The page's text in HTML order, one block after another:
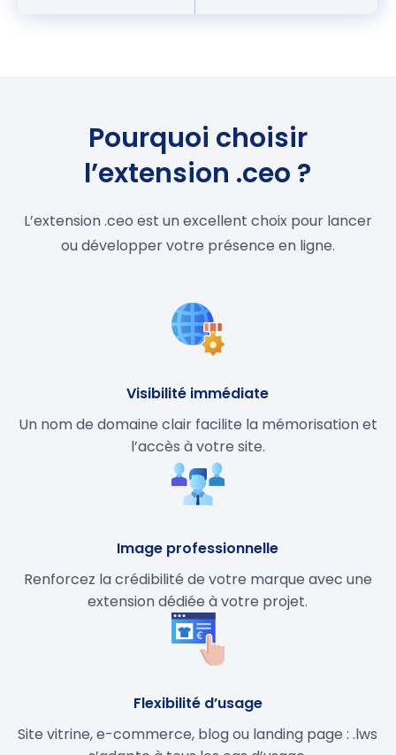
Pourquoi choisir
l’extension .ceo ?
L’extension .ceo est un excellent choix pour lancer
ou développer votre présence en ligne.
Visibilité immédiate
Un nom de domaine clair facilite la mémorisation et
l’accès à votre site.
Image professionnelle
Renforcez la crédibilité de votre marque avec une
extension dédiée à votre projet.
Flexibilité d’usage
Site vitrine, e-commerce, blog ou landing page : .lws